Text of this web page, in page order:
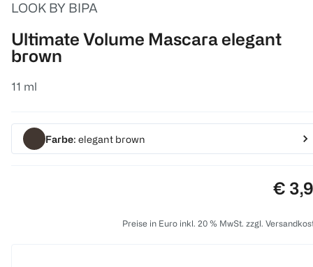
LOOK BY BIPA
Ultimate Volume Mascara elegant
brown
11 ml
Farbe: elegant brown
€
Preise in Euro inkl. 20 % MwSt. zzgl.